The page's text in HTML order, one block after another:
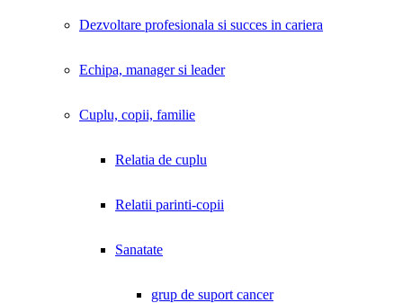
Dezvoltare profesionala si succes in cariera
Echipa, manager si leader
Cuplu, copii, familie
Relatia de cuplu
Relatii parinti-copii
Sanatate
grup de suport cancer